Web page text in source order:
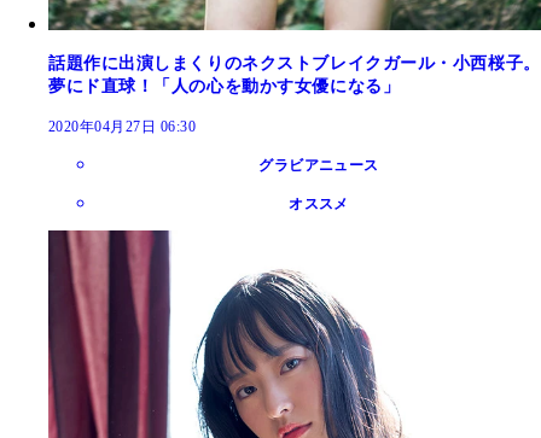
話題作に出演しまくりのネクストブレイクガール・小西桜子。
夢にド直球！「人の心を動かす女優になる」
2020年04月27日 06:30
グラビアニュース
オススメ